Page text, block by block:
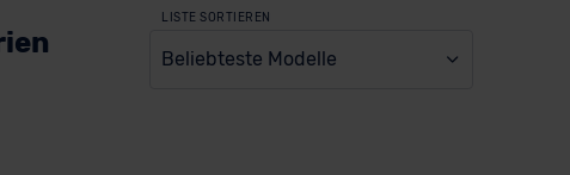
LISTE SORTIEREN
Beliebteste Modelle